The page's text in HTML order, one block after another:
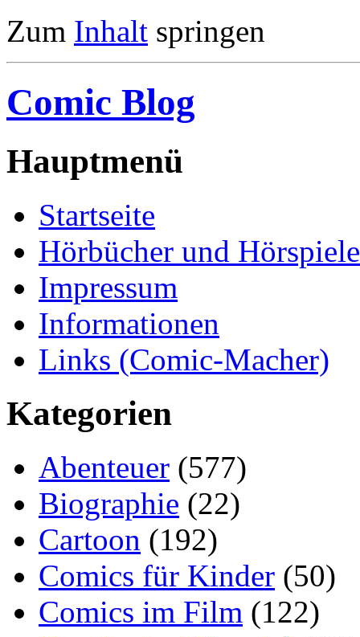
Zum Inhalt springen
Comic Blog
Hauptmenü
Startseite
Hörbücher und Hörspiele
Impressum
Informationen
Links (Comic-Macher)
Kategorien
Abenteuer (577)
Biographie (22)
Cartoon (192)
Comics für Kinder (50)
Comics im Film (122)